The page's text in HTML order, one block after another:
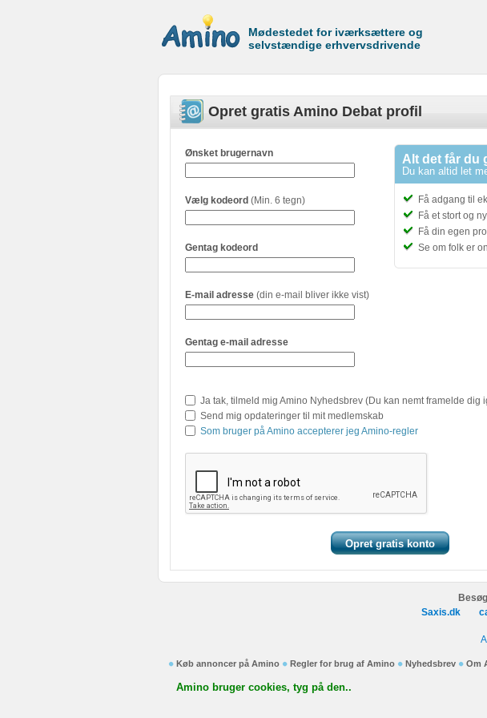
Mødestedet for iværksættere og
selvstændige erhvervsdrivende
Opret gratis Amino Debat profil
Alt det får du
Du kan altid let
Få adgang til
Få et stort og
Få din egen
Se om folk er
Ønsket brugernavn
Vælg kodeord (Min. 6 tegn)
Gentag kodeord
E-mail adresse (din e-mail bliver ikke vist)
Gentag e-mail adresse
Ja tak, tilmeld mig Amino Nyhedsbrev (Du kan nemt framelde dig
Send mig opdateringer til mit medlemskab
Som bruger på Amino accepterer jeg Amino-regler
Saxis.dk
Køb annoncer på Amino Regler for brug af Amino Nyhedsbrev Om
Amino bruger cookies, tyg på den..